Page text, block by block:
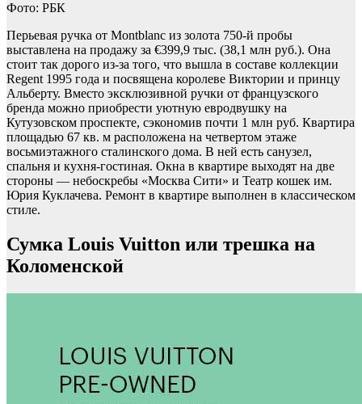
Фото: РБК
Перьевая ручка от Montblanc из золота 750-й пробы
выставлена на продажу за €399,9 тыс. (38,1 млн руб.). Она
стоит так дорого из-за того, что вышла в составе коллекции
Regent 1995 года и посвящена королеве Виктории и принцу
Альберту. Вместо эксклюзивной ручки от французского
бренда можно приобрести уютную евродвушку на
Кутузовском проспекте, сэкономив почти 1 млн руб. Квартира
площадью 67 кв. м расположена на четвертом этаже
восьмиэтажного сталинского дома. В ней есть санузел,
спальня и кухня-гостиная. Окна в квартире выходят на две
стороны — небоскребы «Москва Сити» и Театр кошек им.
Юрия Куклачева. Ремонт в квартире выполнен в классическом
стиле.
Сумка Louis Vuitton или трешка на
Коломенской